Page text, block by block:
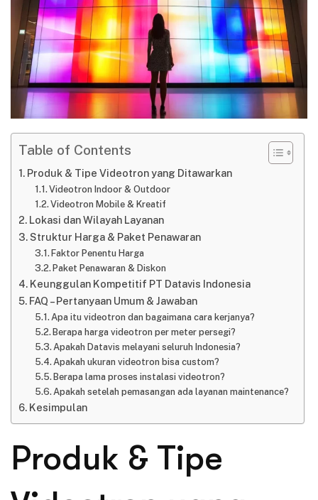
Table of Contents
Produk & Tipe Videotron yang Ditawarkan
Videotron Indoor & Outdoor
Videotron Mobile & Kreatif
Lokasi dan Wilayah Layanan
Struktur Harga & Paket Penawaran
Faktor Penentu Harga
Paket Penawaran & Diskon
Keunggulan Kompetitif PT Datavis Indonesia
FAQ – Pertanyaan Umum & Jawaban
Apa itu videotron dan bagaimana cara kerjanya?
Berapa harga videotron per meter persegi?
Apakah Datavis melayani seluruh Indonesia?
Apakah ukuran videotron bisa custom?
Berapa lama proses instalasi videotron?
Apakah setelah pemasangan ada layanan maintenance?
Kesimpulan
Produk & Tipe